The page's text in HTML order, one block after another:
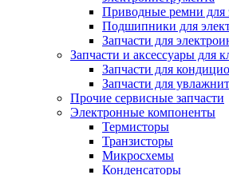
Приводные ремни для
Подшипники для
Запчасти для
Запчасти и аксессуары для
Запчасти для
Запчасти для
Прочие сервисные запчасти
Электронные компоненты
Термисторы
Транзисторы
Микросхемы
Конденсаторы